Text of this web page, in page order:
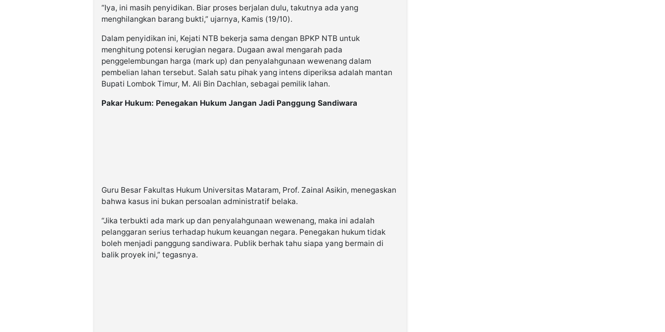
“Iya, ini masih penyidikan. Biar proses berjalan dulu, takutnya ada yang
menghilangkan barang bukti,” ujarnya, Kamis (19/10).
Dalam penyidikan ini, Kejati NTB bekerja sama dengan BPKP NTB untuk
menghitung potensi kerugian negara. Dugaan awal mengarah pada
penggelembungan harga (mark up) dan penyalahgunaan wewenang dalam
pembelian lahan tersebut. Salah satu pihak yang intens diperiksa adalah mantan
Bupati Lombok Timur, M. Ali Bin Dachlan, sebagai pemilik lahan.
Pakar Hukum: Penegakan Hukum Jangan Jadi Panggung Sandiwara
Guru Besar Fakultas Hukum Universitas Mataram, Prof. Zainal Asikin, menegaskan
bahwa kasus ini bukan persoalan administratif belaka.
“Jika terbukti ada mark up dan penyalahgunaan wewenang, maka ini adalah
pelanggaran serius terhadap hukum keuangan negara. Penegakan hukum tidak
boleh menjadi panggung sandiwara. Publik berhak tahu siapa yang bermain di
balik proyek ini,” tegasnya.